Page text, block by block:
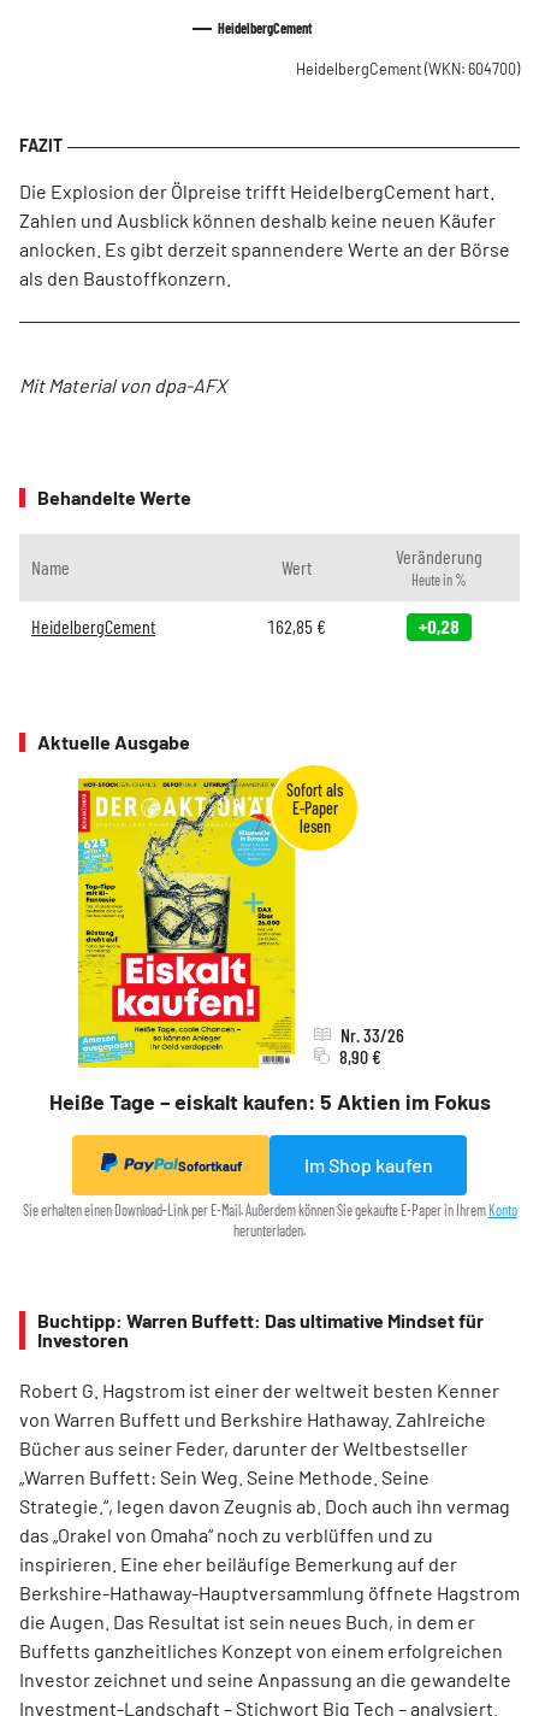
HeidelbergCement
HeidelbergCement (WKN: 604700)
Die Explosion der Ölpreise trifft HeidelbergCement hart.
Zahlen und Ausblick können deshalb keine neuen Käufer
anlocken. Es gibt derzeit spannendere Werte an der Börse
als den Baustoffkonzern.
Mit Material von dpa-AFX
Behandelte Werte
Name Wert Veränderung
Heute in %
HeidelbergCement 162,85 € +0,28
Aktuelle Ausgabe
Heiße Tage – eiskalt kaufen: 5 Aktien im Fokus
Nr. 33/26
8,90 €
Sofortkauf Im Shop kaufen
Sie erhalten einen Download-Link per E-Mail. Außerdem können Sie gekaufte E-Paper in Ihrem Konto
herunterladen.
Buchtipp: Warren Buffett: Das ultimative Mindset für
Investoren
Robert G. Hagstrom ist einer der weltweit besten Kenner
von Warren Buffett und Berkshire Hathaway. Zahlreiche
Bücher aus seiner Feder, darunter der Weltbestseller
„Warren Buffett: Sein Weg. Seine Methode. Seine
Strategie.“, legen davon Zeugnis ab. Doch auch ihn vermag
das „Orakel von Omaha“ noch zu verblüffen und zu
inspirieren. Eine eher beiläufige Bemerkung auf der
Berkshire-Hathaway-Hauptversammlung öffnete Hagstrom
die Augen. Das Resultat ist sein neues Buch, ­in dem er
Buffetts ganzheitliches Konzept von einem erfolgreichen
Investor zeichnet und seine Anpassung an die gewandelte
Investment-Landschaft – Stichwort Big Tech – analysiert.